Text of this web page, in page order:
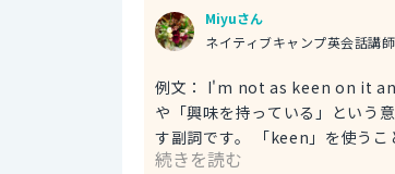
Miyuさん
ネイティブキャンプ英会話講師
例文： I'm not as keen on it anymore. （もうそんなに欲しくなくなっちゃった。） 「keen」は「熱心な」
や「興味を持っている」という
す副詞です。 「keen」を使う
を表しています。 以下のような表現もできます。 例文： I've lost in it. （それに対する興味を失った。） こち
続きを読む